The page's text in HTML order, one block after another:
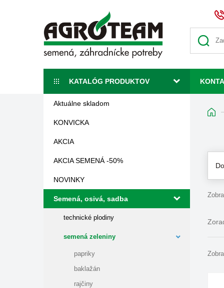
KATALÓG PRODUKTOV
Aktuálne skladom
KONVICKA
AKCIA
AKCIA SEMENÁ -50%
NOVINKY
Semená, osivá, sadba
technické plodiny
semená zeleniny
papriky
baklažán
rajčiny